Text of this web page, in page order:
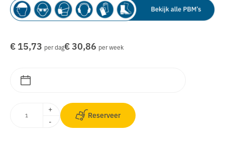
€ 15,73 per dag€ 30,86 per week
+
-
Reserveer